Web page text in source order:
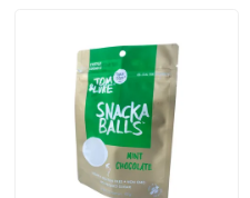
Excursão da fábrica
Controle da qualidade
Contacte-nos